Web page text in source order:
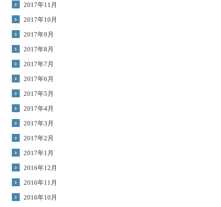
2017年11月
2017年10月
2017年9月
2017年8月
2017年7月
2017年6月
2017年5月
2017年4月
2017年3月
2017年2月
2017年1月
2016年12月
2016年11月
2016年10月